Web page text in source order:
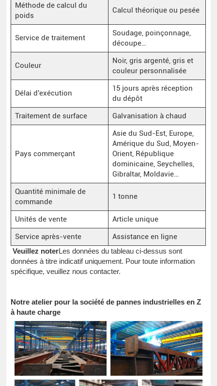
Méthode de calcul du
poids
Calcul théorique ou pesée
Service de traitement
Soudage, poinçonnage,
découpe…
Couleur
Noir, gris argenté, gris et
couleur personnalisée
Délai d'exécution
15 jours après réception
du dépôt
Traitement de surface
Galvanisation à chaud
Pays commerçant
Asie du Sud-Est, Europe,
Amérique du Sud, Moyen-
Orient, République
dominicaine, Seychelles,
Gibraltar, Moldavie…
Quantité minimale de
commande
1 tonne
Unités de vente
Article unique
Service après-vente
Assistance en ligne
Veuillez noterLes données du tableau ci-dessus sont
données à titre indicatif uniquement. Pour toute information
spécifique, veuillez nous contacter.
Notre atelier pour la société de pannes industrielles en Z
à haute charge